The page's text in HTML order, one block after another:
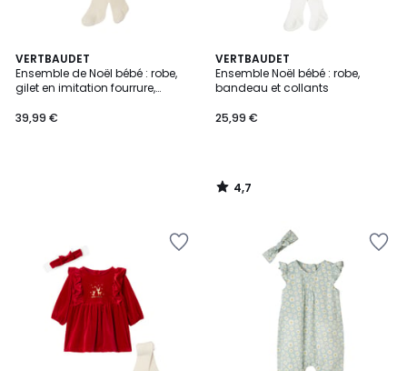
VERTBAUDET
Ensemble de Noël bébé : robe,
gilet en imitation fourrure,
39,99 €
VERTBAUDET
Ensemble Noël bébé : robe,
bandeau et collants
25,99 €
4,7
/ 5
4,7
/